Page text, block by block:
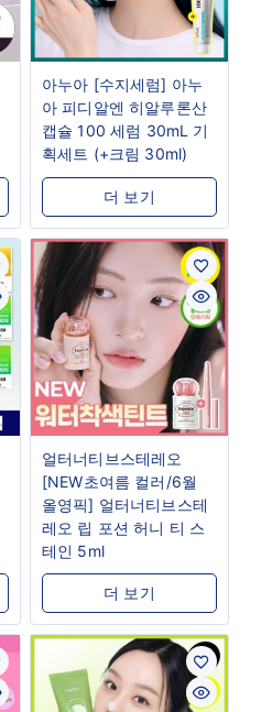
아누아 [수지세럼] 아누
아 피디알엔 히알루론산
캡슐 100 세럼 30mL 기
획세트 (+크림 30ml)
더 보기
얼터너티브스테레오
[NEW초여름 컬러/6월
올영픽] 얼터너티브스테
레오 립 포션 허니 티 스
테인 5ml
더 보기